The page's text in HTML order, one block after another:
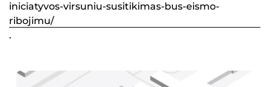
iniciatyvos-virsuniu-susitikimas-bus-eismo-
ribojimu/
.